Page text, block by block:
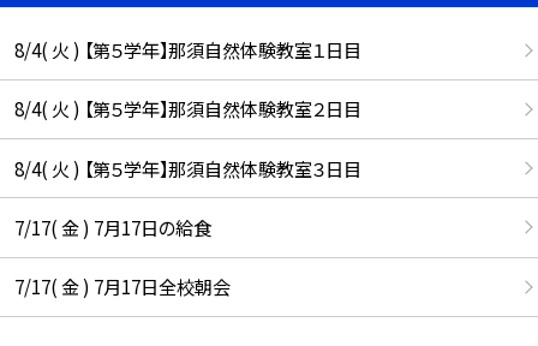
8/4( 火 ) 【第５学年】那須自然体験教室１日目
8/4( 火 ) 【第５学年】那須自然体験教室２日目
8/4( 火 ) 【第５学年】那須自然体験教室３日目
7/17( 金 ) 7月17日の給食
7/17( 金 ) 7月17日全校朝会